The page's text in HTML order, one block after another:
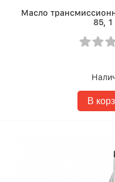
Масло
85,
В